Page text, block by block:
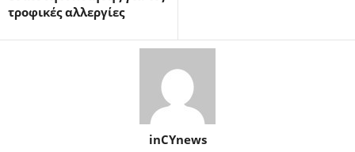
τροφικές αλλεργίες
inCYnews